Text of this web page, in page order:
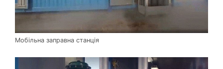
Мобільна заправна станція